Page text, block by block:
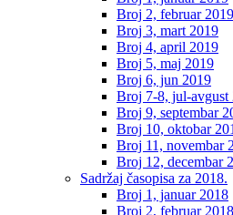
Broj 2, februar 2019
Broj 3, mart 2019
Broj 4, april 2019
Broj 5, maj 2019
Broj 6, jun 2019
Broj 7-8, jul-avgust
Broj 9, septembar
Broj 10, oktobar
Broj 11, novembar
Broj 12, decembar
Sadržaj časopisa za 2018.
Broj 1, januar 2018
Broj 2, februar 2018